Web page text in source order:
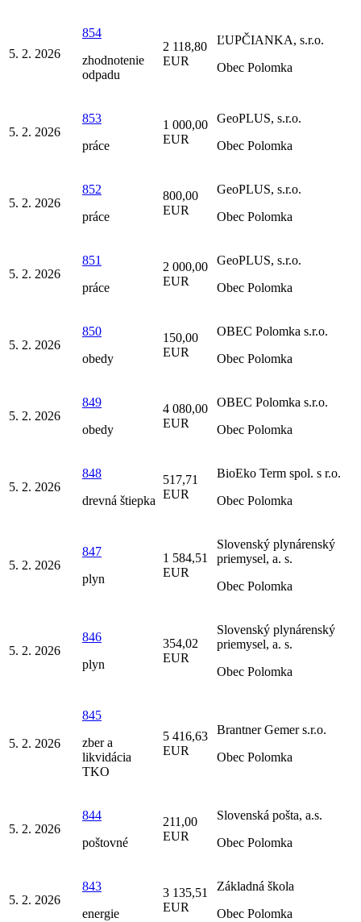
5. 2. 2026
854
zhodnotenie
odpadu
2 118,80
EUR
ĽUPČIANKA, s.r.o.
Obec Polomka
5. 2. 2026
853
práce
1 000,00
EUR
GeoPLUS, s.r.o.
Obec Polomka
5. 2. 2026
852
práce
800,00
EUR
GeoPLUS, s.r.o.
Obec Polomka
5. 2. 2026
851
práce
2 000,00
EUR
GeoPLUS, s.r.o.
Obec Polomka
5. 2. 2026
850
obedy
150,00
EUR
OBEC Polomka s.r.o.
Obec Polomka
5. 2. 2026
849
obedy
4 080,00
EUR
OBEC Polomka s.r.o.
Obec Polomka
5. 2. 2026
848
drevná štiepka
517,71
EUR
BioEko Term spol. s r.o.
Obec Polomka
5. 2. 2026
847
plyn
1 584,51
EUR
Slovenský plynárenský
priemysel, a. s.
Obec Polomka
5. 2. 2026
846
plyn
354,02
EUR
Slovenský plynárenský
priemysel, a. s.
Obec Polomka
5. 2. 2026
845
zber a
likvidácia
TKO
5 416,63
EUR
Brantner Gemer s.r.o.
Obec Polomka
5. 2. 2026
844
poštovné
211,00
EUR
Slovenská pošta, a.s.
Obec Polomka
5. 2. 2026
843
energie
3 135,51
EUR
Základná škola
Obec Polomka